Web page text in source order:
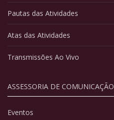
Pautas das Atividades
Atas das Atividades
Transmissões Ao Vivo
ASSESSORIA DE COMUNICAÇÃO
Eventos